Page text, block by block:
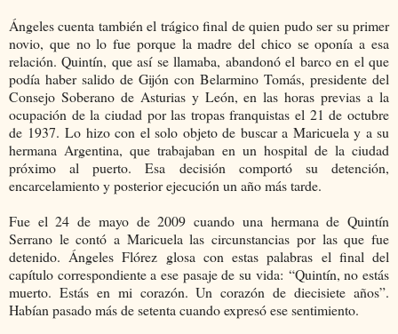
Ángeles cuenta también el trágico final de quien pudo ser su primer
novio, que no lo fue porque la madre del chico se oponía a esa
relación. Quintín, que así se llamaba, abandonó el barco en el que
podía haber salido de Gijón con Belarmino Tomás, presidente del
Consejo Soberano de Asturias y León, en las horas previas a la
ocupación de la ciudad por las tropas franquistas el 21 de octubre
de 1937. Lo hizo con el solo objeto de buscar a Maricuela y a su
hermana Argentina, que trabajaban en un hospital de la ciudad
próximo al puerto. Esa decisión comportó su detención,
encarcelamiento y posterior ejecución un año más tarde.
Fue el 24 de mayo de 2009 cuando una hermana de Quintín
Serrano le contó a Maricuela las circunstancias por las que fue
detenido. Ángeles Flórez glosa con estas palabras el final del
capítulo correspondiente a ese pasaje de su vida: “Quintín, no estás
muerto. Estás en mi corazón. Un corazón de diecisiete años”.
Habían pasado más de setenta cuando expresó ese sentimiento.